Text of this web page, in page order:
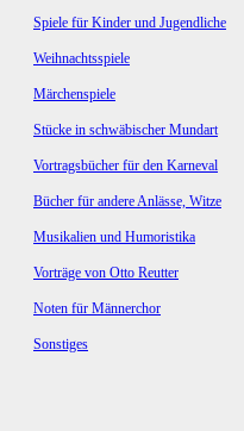
Spiele für Kinder und Jugendliche
Weihnachtsspiele
Märchenspiele
Stücke in schwäbischer Mundart
Vortragsbücher für den Karneval
Bücher für andere Anlässe, Witze
Musikalien und Humoristika
Vorträge von Otto Reutter
Noten für Männerchor
Sonstiges